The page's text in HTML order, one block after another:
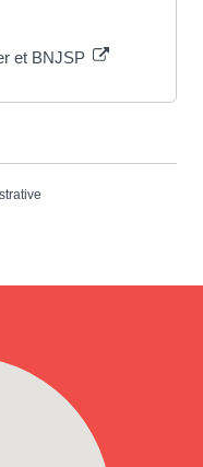
et BNJSP